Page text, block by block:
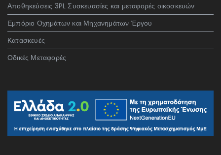
Αποθηκεύσεις 3PL Συσκευασίες και μεταφορές οικοσκευών
Εμπόριο Οχημάτων και Μηχανημάτων Έργου
Κατασκευές
Οδικές Μεταφορές